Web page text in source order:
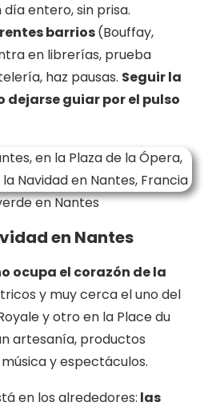
entero, sin prisa.
barrios(Bouffay,
en librerías, prueba
haz pausas. Seguir la
dejarse guiar por el pulso
en Nantes
en Nantes
ocupa el corazón de la
y muy cerca el uno del
y otro en la Place du
artesanía, productos
y espectáculos.
en los alrededores: las